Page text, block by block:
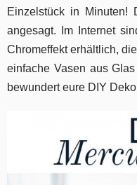
Einzelstück in Minuten!
angesagt. Im Internet
Chromeffekt erhältlich,
einfache Vasen aus
bewundert eure DIY